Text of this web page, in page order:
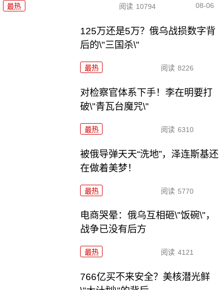
最热 阅读 10794 08-06
125万还是5万？俄乌战损数字背
后的\"三国杀\"
最热 阅读 8226
对检察官体系下手！李在明要打
破\"青瓦台魔咒\"
最热 阅读 6310
被俄导弹天天“洗地”，泽连斯基还
在做着美梦！
最热 阅读 5770
电商哭晕：俄乌互相砸\"饭碗\"，
战争已没有后方
最热 阅读 4121
766亿买不来安全？美核潜光鲜